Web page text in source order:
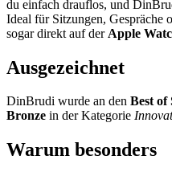
du einfach drauflos, und
Ideal für Sitzungen, Gespräche
sogar direkt auf der Apple
Ausgezeichnet
DinBrudi wurde an den Best of
Bronze in der Kategorie
Warum besonders